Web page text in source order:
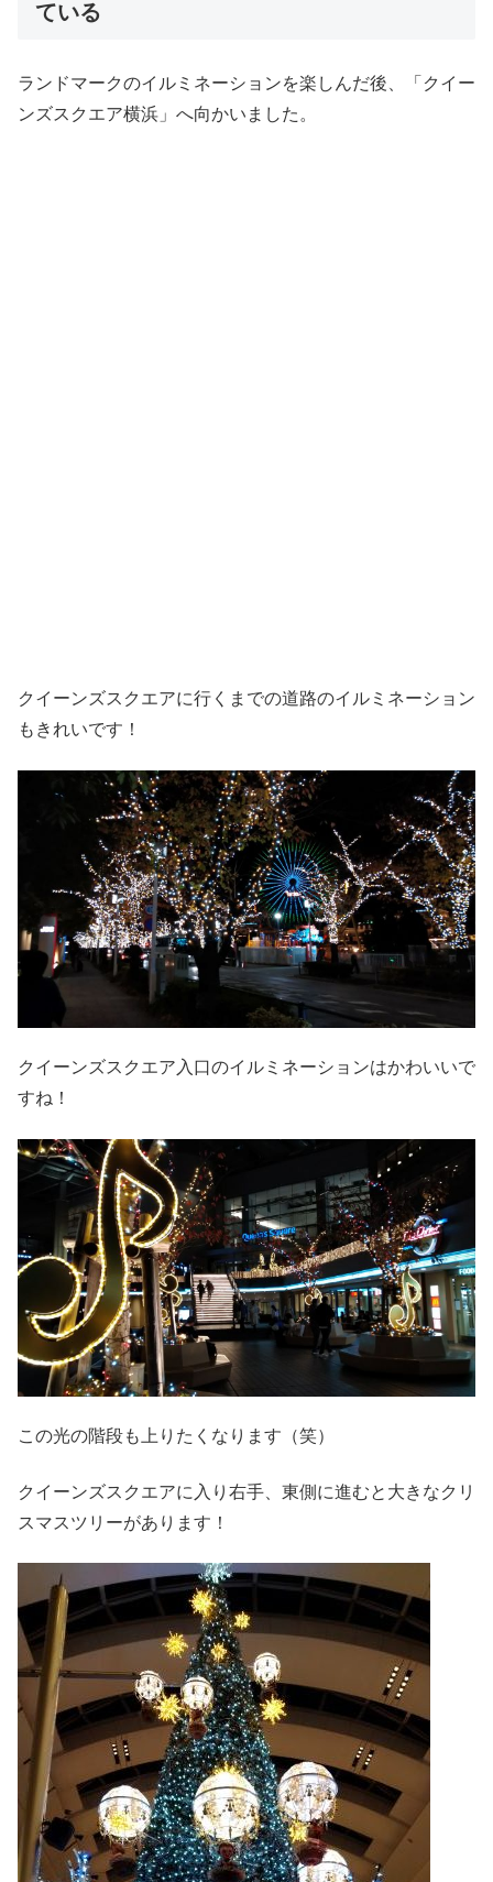
ている
ランドマークのイルミネーションを楽しんだ後、「クイー
ンズスクエア横浜」へ向かいました。
クイーンズスクエアに行くまでの道路のイルミネーション
もきれいです！
クイーンズスクエア入口のイルミネーションはかわいいで
すね！
この光の階段も上りたくなります（笑）
クイーンズスクエアに入り右手、東側に進むと大きなクリ
スマスツリーがあります！